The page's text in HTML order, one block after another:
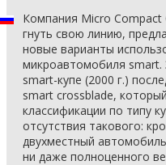
Компания Micro
гнуть свою линию,
новые варианты
микроавтомобиля smart.
smart-купе (2000 г.)
smart crossblade,
классификации по типу
отсутствия такового:
двухместный
ни даже полноценного